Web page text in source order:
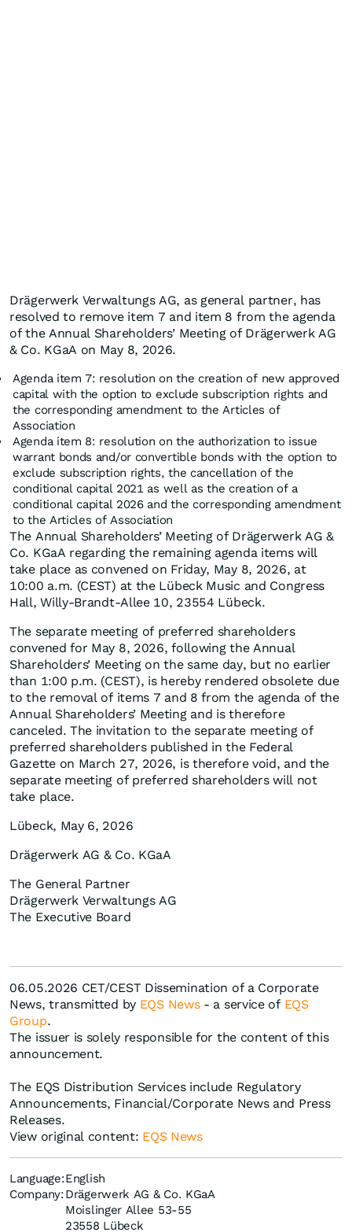
Drägerwerk Verwaltungs AG, as general partner, has
resolved to remove item 7 and item 8 from the agenda
of the Annual Shareholders’ Meeting of Drägerwerk AG
& Co. KGaA on May 8, 2026.
Agenda item 7: resolution on the creation of new approved
capital with the option to exclude subscription rights and
the corresponding amendment to the Articles of
Association
Agenda item 8: resolution on the authorization to issue
warrant bonds and/or convertible bonds with the option to
exclude subscription rights, the cancellation of the
conditional capital 2021 as well as the creation of a
conditional capital 2026 and the corresponding amendment
to the Articles of Association
The Annual Shareholders’ Meeting of Drägerwerk AG &
Co. KGaA regarding the remaining agenda items will
take place as convened on Friday, May 8, 2026, at
10:00 a.m. (CEST) at the Lübeck Music and Congress
Hall, Willy-Brandt-Allee 10, 23554 Lübeck.
The separate meeting of preferred shareholders
convened for May 8, 2026, following the Annual
Shareholders’ Meeting on the same day, but no earlier
than 1:00 p.m. (CEST), is hereby rendered obsolete due
to the removal of items 7 and 8 from the agenda of the
Annual Shareholders’ Meeting and is therefore
canceled. The invitation to the separate meeting of
preferred shareholders published in the Federal
Gazette on March 27, 2026, is therefore void, and the
separate meeting of preferred shareholders will not
take place.
Lübeck, May 6, 2026
Drägerwerk AG & Co. KGaA
The General Partner
Drägerwerk Verwaltungs AG
The Executive Board
06.05.2026 CET/CEST Dissemination of a Corporate
News, transmitted by EQS News- a service of EQS
Group.
The issuer is solely responsible for the content of this
announcement.
The EQS Distribution Services include Regulatory
Announcements, Financial/Corporate News and Press
Releases.
View original content: EQS News
Language:English
Company:Drägerwerk AG & Co. KGaA
Moislinger Allee 53-55
23558 Lübeck